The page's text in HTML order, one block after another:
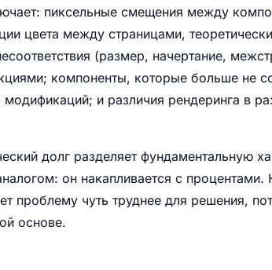
пиксельные смещения между
цвета между страницами,
(размер, начертание,
компоненты, которые больше не
модификаций; и различия рендеринга в
долг разделяет фундаментальную
он накапливается с
проблему чуть труднее для решения,
основе.